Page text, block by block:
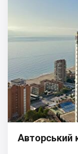
Авторський